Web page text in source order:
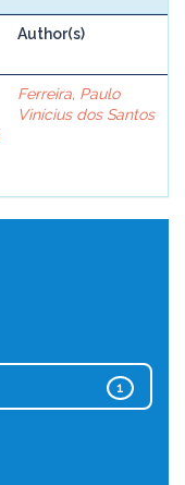
Author(s)
Ferreira, Paulo
Vinícius dos Santos
1